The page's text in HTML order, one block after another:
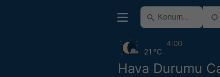
Hava Durumu
21 °C
4:00